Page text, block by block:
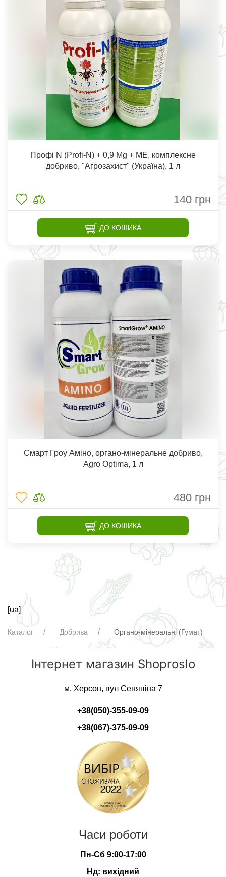
Профі N (Profi-N) + 0,9 Mg + ME, комплексне
добриво, "Агрозахист" (Україна), 1 л
140 грн
ДО КОШИКА
Смарт Гроу Аміно, органо-мінеральне добриво,
Agro Optima, 1 л
480 грн
ДО КОШИКА
[ua]
Каталог Добрива Органо-мінеральні (Гумат)
Інтернет магазин Shoproslo
м. Херсон, вул Сенявіна 7
+38(050)-355-09-09
+38(067)-375-09-09
Часи роботи
Пн-Сб 9:00-17:00
Нд: вихідний